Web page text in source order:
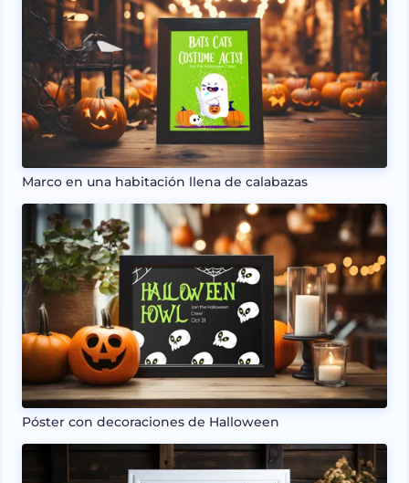
Marco en una habitación llena de calabazas
Póster con decoraciones de Halloween